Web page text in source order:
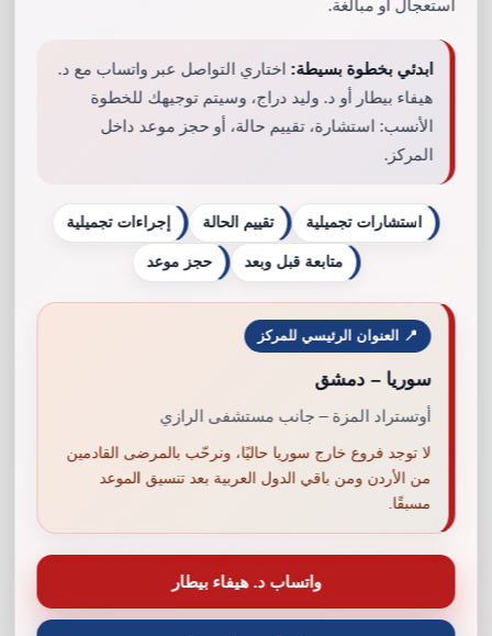
فمركز الدراج للتجميل هو الخيار المثالي.
جمالك يستحق الأفضل! دعينا نساعدك في تحقيق
مظهرك المثالي مع خدماتنا المتكاملة والنتائج التي
تتحدث عن نفسها.
أنا “ليلى”، امرأة في أوائل الأربعينات، كنت دائمًا أهتم
بمظهري، ولكن مع مرور السنوات بدأت أشعر أن
بشرتي تفقد نضارتها وأصبح ظهور بعض التجاعيد حول
العينين والجبين أمرًا مزعجًا لي.
استعجال أو مبالغة.
ابدئي بخطوة بسيطة: اختاري التواصل عبر واتساب مع د.
هيفاء بيطار أو د. وليد دراج، وسيتم توجيهك للخطوة
الأنسب: استشارة، تقييم حالة، أو حجز موعد داخل
المركز.
استشارات تجميلية تقييم الحالة إجراءات تجميلية
متابعة قبل وبعد حجز موعد
📍 العنوان الرئيسي للمركز
سوريا – دمشق
أوتستراد المزة – جانب مستشفى الرازي
لا توجد فروع خارج سوريا حاليًا، ونرحّب بالمرضى القادمين
من الأردن ومن باقي الدول العربية بعد تنسيق الموعد
مسبقًا.
واتساب د. هيفاء بيطار